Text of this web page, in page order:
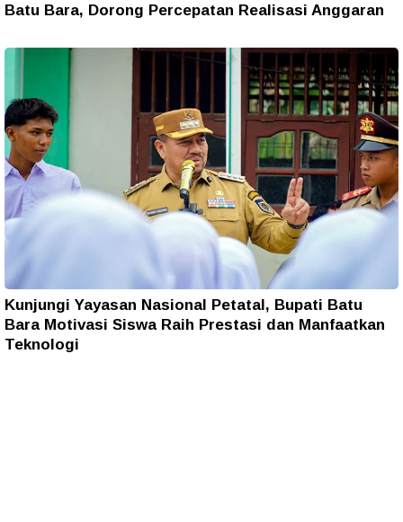
Batu Bara, Dorong Percepatan Realisasi Anggaran
Kunjungi Yayasan Nasional Petatal, Bupati Batu
Bara Motivasi Siswa Raih Prestasi dan Manfaatkan
Teknologi